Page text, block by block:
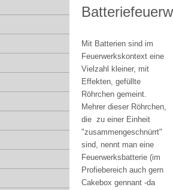
Mit Batterien sind im
Feuerwerkskontext eine
Vielzahl kleiner, mit
Effekten, gefüllte
Röhrchen gemeint.
Mehrer dieser Röhrchen,
die zu einer Einheit
"zusammengeschnürrt"
sind, nennt man eine
Feuerwerksbatterie (im
Profiebereich auch gern
Cakebox gennant -da